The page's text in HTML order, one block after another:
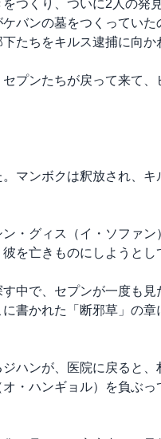
つくり、ついに2人の発
バンの墓をつくってい
たちをキルス逮捕に向か
プンたちが戻って来て
マンボクは釈放され、
・グィス（イ・ソファ
を亡きものにしようとし
中で、セプンが一度も
書かれた「断邪草」の
ハンが、医院に戻ると、
・ハンギョル）を負ぶ